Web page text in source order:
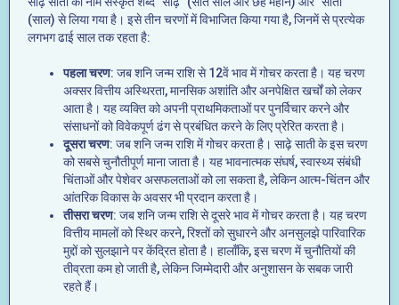
(साल) से लिया गया है। इसे तीन चरणों में विभाजित किया गया है, जिनमें से प्रत्येक
लगभग ढाई साल तक रहता है:
पहला चरण: जब शनि जन्म राशि से 12वें भाव में गोचर करता है। यह चरण
अक्सर वित्तीय अस्थिरता, मानसिक अशांति और अनपेक्षित खर्चों को लेकर
आता है। यह व्यक्ति को अपनी प्राथमिकताओं पर पुनर्विचार करने और
संसाधनों को विवेकपूर्ण ढंग से प्रबंधित करने के लिए प्रेरित करता है।
दूसरा चरण: जब शनि जन्म राशि में गोचर करता है। साढ़े साती के इस चरण
को सबसे चुनौतीपूर्ण माना जाता है। यह भावनात्मक संघर्ष, स्वास्थ्य संबंधी
चिंताओं और पेशेवर असफलताओं को ला सकता है, लेकिन आत्म-चिंतन और
आंतरिक विकास के अवसर भी प्रदान करता है।
तीसरा चरण: जब शनि जन्म राशि से दूसरे भाव में गोचर करता है। यह चरण
वित्तीय मामलों को स्थिर करने, रिश्तों को सुधारने और अनसुलझे पारिवारिक
मुद्दों को सुलझाने पर केंद्रित होता है। हालाँकि, इस चरण में चुनौतियों की
तीव्रता कम हो जाती है, लेकिन जिम्मेदारी और अनुशासन के सबक जारी
रहते हैं।